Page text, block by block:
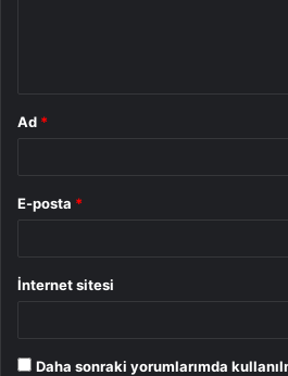
Ad *
E-posta *
İnternet sitesi
Daha sonraki yorumlarımda